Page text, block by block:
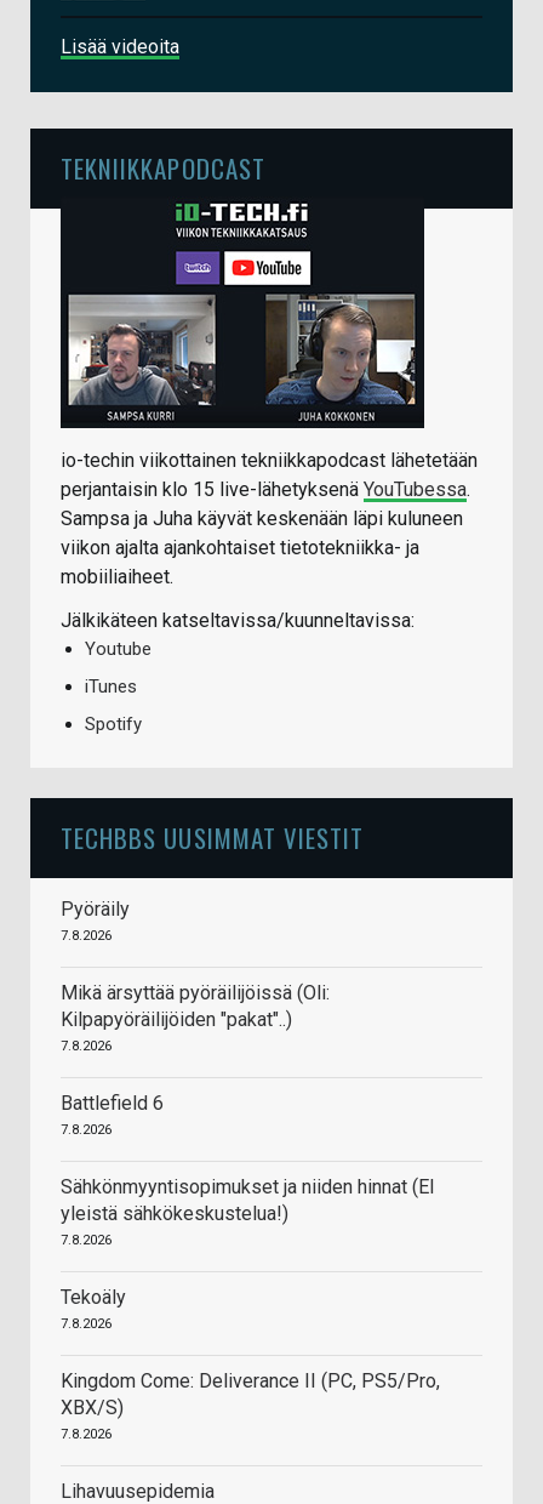
Lisää videoita
TEKNIIKKAPODCAST
io-techin viikottainen tekniikkapodcast lähetetään
perjantaisin klo 15 live-lähetyksenä YouTubessa.
Sampsa ja Juha käyvät keskenään läpi kuluneen
viikon ajalta ajankohtaiset tietotekniikka- ja
mobiiliaiheet.
Jälkikäteen katseltavissa/kuunneltavissa:
Youtube
iTunes
Spotify
TECHBBS UUSIMMAT VIESTIT
Pyöräily
7.8.2026
Mikä ärsyttää pyöräilijöissä (Oli:
Kilpapyöräilijöiden "pakat"..)
7.8.2026
Battlefield 6
7.8.2026
Sähkönmyyntisopimukset ja niiden hinnat (EI
yleistä sähkökeskustelua!)
7.8.2026
Tekoäly
7.8.2026
Kingdom Come: Deliverance II (PC, PS5/Pro,
XBX/S)
7.8.2026
Lihavuusepidemia